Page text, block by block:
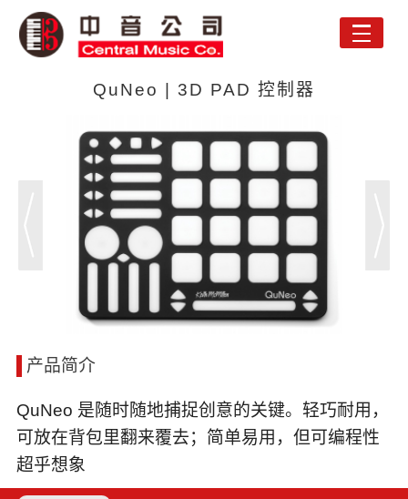
Toggle
QuNeo | 3D PAD 控制器
产品简介
QuNeo 是随时随地捕捉创意的关键。轻巧耐用，
可放在背包里翻来覆去；简单易用，但可编程性
超乎想象